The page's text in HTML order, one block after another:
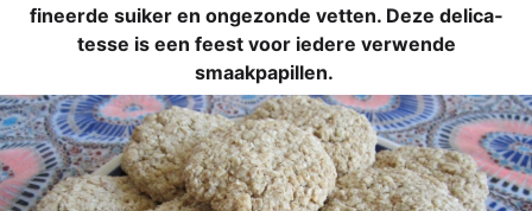
fi­neer­de sui­ker en onge­zon­de vet­ten. Deze deli­ca­
tes­se is een feest voor iede­re ver­wen­de
smaakpapillen.